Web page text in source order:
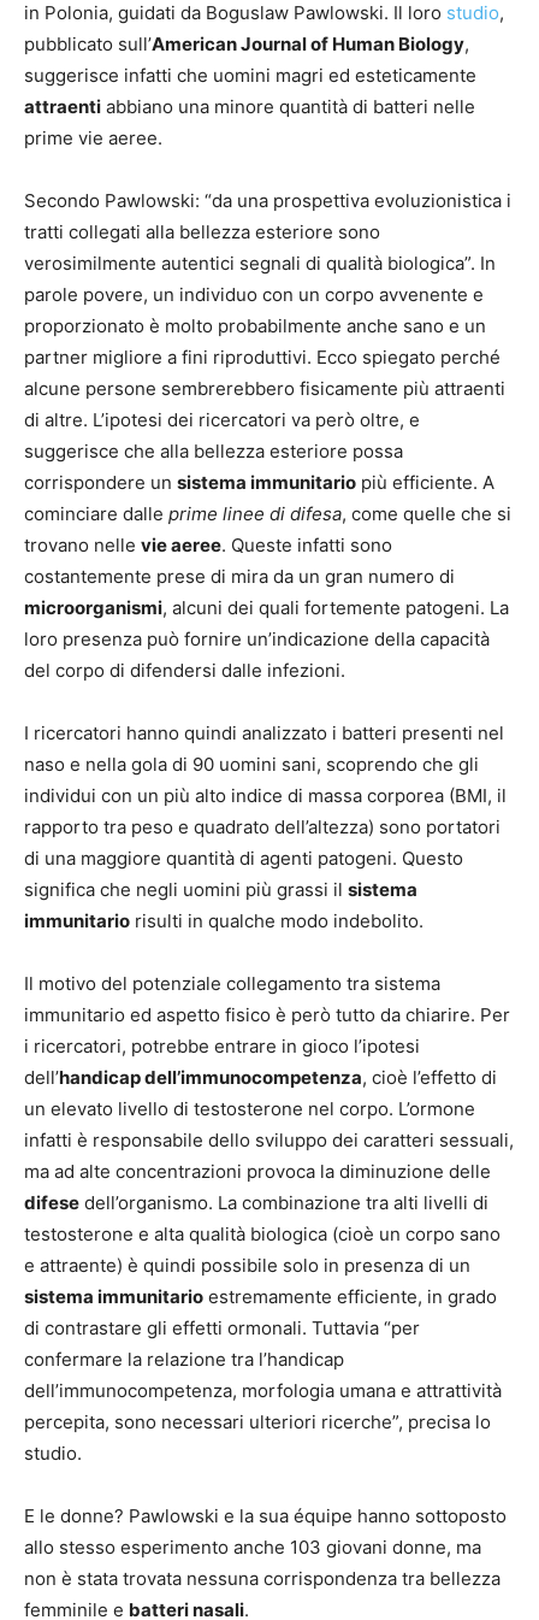
in Polonia, guidati da Boguslaw Pawlowski. Il loro studio,
pubblicato sull’American Journal of Human Biology,
suggerisce infatti che uomini magri ed esteticamente
attraenti abbiano una minore quantità di batteri nelle
prime vie aeree.
Secondo Pawlowski: “da una prospettiva evoluzionistica i
tratti collegati alla bellezza esteriore sono
verosimilmente autentici segnali di qualità biologica”. In
parole povere, un individuo con un corpo avvenente e
proporzionato è molto probabilmente anche sano e un
partner migliore a fini riproduttivi. Ecco spiegato perché
alcune persone sembrerebbero fisicamente più attraenti
di altre. L’ipotesi dei ricercatori va però oltre, e
suggerisce che alla bellezza esteriore possa
corrispondere un sistema immunitario più efficiente. A
cominciare dalle prime linee di difesa, come quelle che si
trovano nelle vie aeree. Queste infatti sono
costantemente prese di mira da un gran numero di
microorganismi, alcuni dei quali fortemente patogeni. La
loro presenza può fornire un’indicazione della capacità
del corpo di difendersi dalle infezioni.
I ricercatori hanno quindi analizzato i batteri presenti nel
naso e nella gola di 90 uomini sani, scoprendo che gli
individui con un più alto indice di massa corporea (BMI, il
rapporto tra peso e quadrato dell’altezza) sono portatori
di una maggiore quantità di agenti patogeni. Questo
significa che negli uomini più grassi il sistema
immunitario risulti in qualche modo indebolito.
Il motivo del potenziale collegamento tra sistema
immunitario ed aspetto fisico è però tutto da chiarire. Per
i ricercatori, potrebbe entrare in gioco l’ipotesi
dell’handicap dell’immunocompetenza, cioè l’effetto di
un elevato livello di testosterone nel corpo. L’ormone
infatti è responsabile dello sviluppo dei caratteri sessuali,
ma ad alte concentrazioni provoca la diminuzione delle
difese dell’organismo. La combinazione tra alti livelli di
testosterone e alta qualità biologica (cioè un corpo sano
e attraente) è quindi possibile solo in presenza di un
sistema immunitario estremamente efficiente, in grado
di contrastare gli effetti ormonali. Tuttavia “per
confermare la relazione tra l’handicap
dell’immunocompetenza, morfologia umana e attrattività
percepita, sono necessari ulteriori ricerche”, precisa lo
studio.
E le donne? Pawlowski e la sua équipe hanno sottoposto
allo stesso esperimento anche 103 giovani donne, ma
non è stata trovata nessuna corrispondenza tra bellezza
femminile e batteri nasali.